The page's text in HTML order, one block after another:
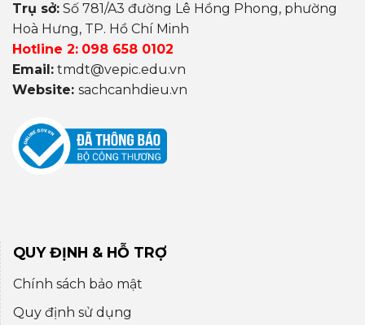
Trụ sở: Số 781/A3 đường Lê Hồng Phong, phường
Hoà Hưng, TP. Hồ Chí Minh
Hotline 2: 098 658 0102
Email: tmdt@vepic.edu.vn
Website: sachcanhdieu.vn
QUY ĐỊNH & HỖ TRỢ
Chính sách bảo mật
Quy định sử dụng